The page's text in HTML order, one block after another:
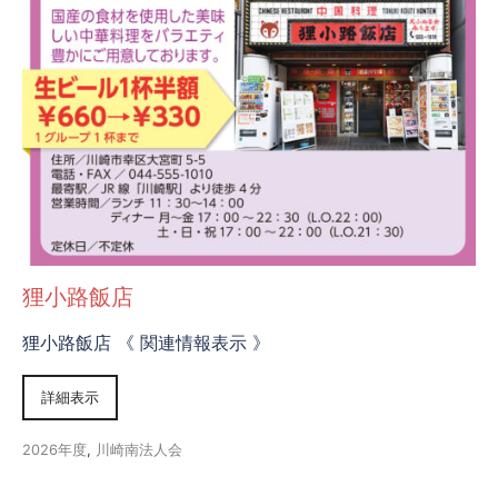
狸小路飯店
狸小路飯店 《 関連情報表示 》
詳細表示
2026年度, 川崎南法人会